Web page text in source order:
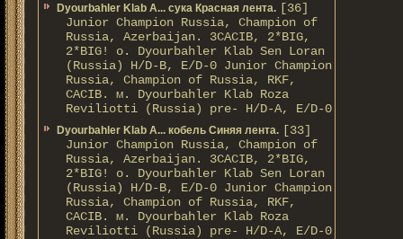
Dyourbahler Klab A... сука Красная лента. [36]
Junior Champion Russia, Champion of
Russia, Azerbaijan. 3CACIB, 2*BIG,
2*BIG! о. Dyourbahler Klab Sen Loran
(Russia) H/D-B, E/D-0 Junior Champion
Russia, Champion of Russia, RKF,
CACIB. м. Dyourbahler Klab Roza
Reviliotti (Russia) pre- H/D-A, E/D-0
Dyourbahler Klab A... кобель Синяя лента. [33]
Junior Champion Russia, Champion of
Russia, Azerbaijan. 3CACIB, 2*BIG,
2*BIG! о. Dyourbahler Klab Sen Loran
(Russia) H/D-B, E/D-0 Junior Champion
Russia, Champion of Russia, RKF,
CACIB. м. Dyourbahler Klab Roza
Reviliotti (Russia) pre- H/D-A, E/D-0